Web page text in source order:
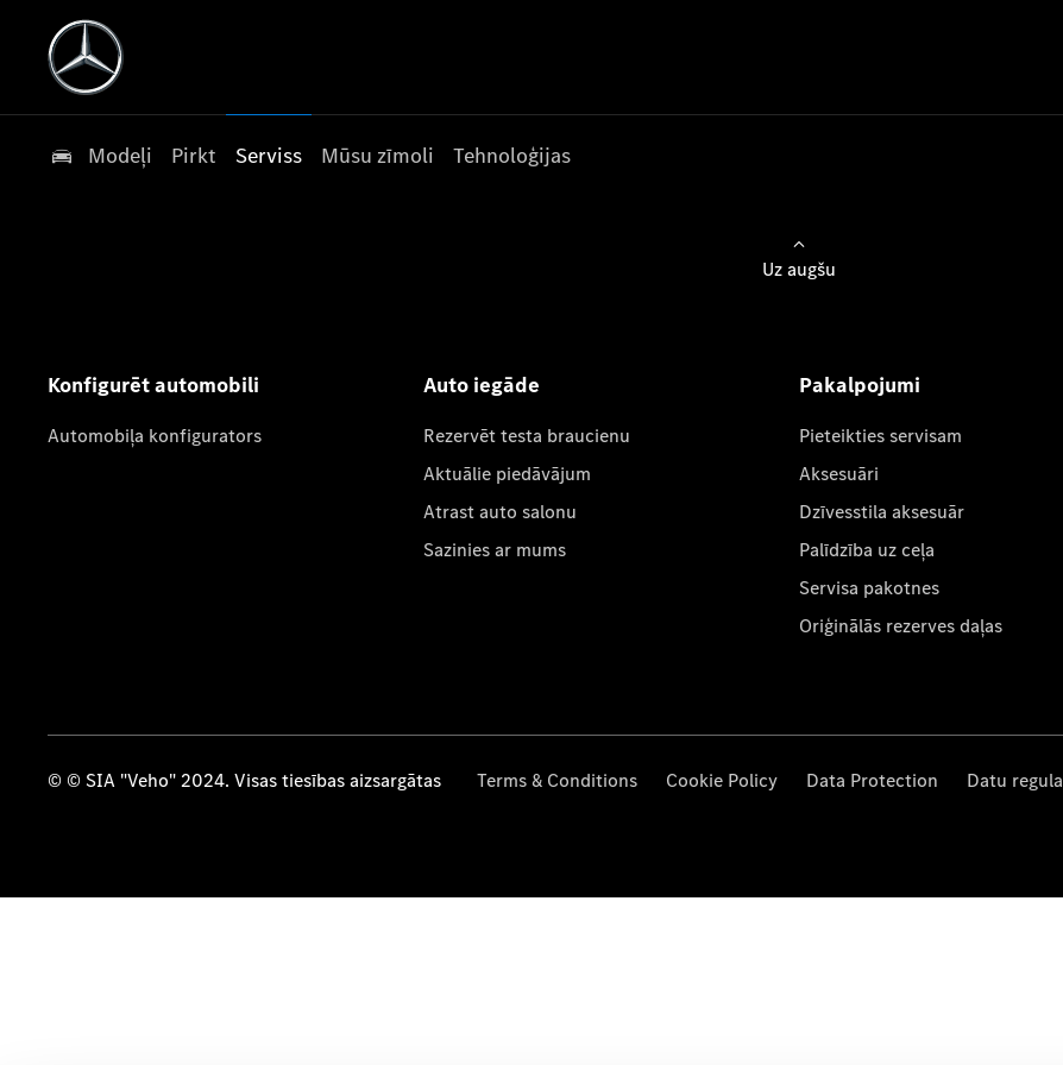
Modeļi Pirkt Serviss Mūsu zīmoli Tehnoloģijas
Uz augšu
Konfigurēt automobili
Automobiļa konfigurators
Auto iegāde
Rezervēt testa braucienu
Aktuālie piedāvājum
Atrast auto salonu
Sazinies ar mums
Pakalpojumi
Pieteikties servisam
Aksesuāri
Dzīvesstila aksesuār
Palīdzība uz ceļa
Servisa pakotnes
Oriģinālās rezerves daļas
© © SIA "Veho" 2024. Visas tiesības aizsargātas Terms & Conditions Cookie Policy Data Protection Datu regula